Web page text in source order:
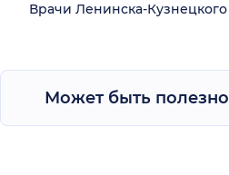
Врачи Ленинска-Кузнецкого
Может быть полезно